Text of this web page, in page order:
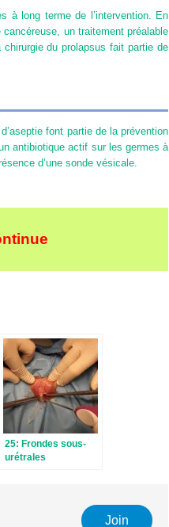
à long terme de l’intervention. En
cancéreuse, un traitement préalable
du prolapsus fait partie de
font partie de la prévention
antibiotique actif sur les germes à
d’une sonde vésicale.
25: Frondes sous-
urétrales
Join